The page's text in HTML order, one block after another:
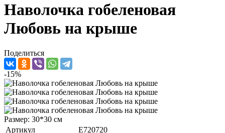
Наволочка гобеленовая
Любовь на крыше
Поделиться
-15%
Размер: 30*30 см
Артикул
E720720